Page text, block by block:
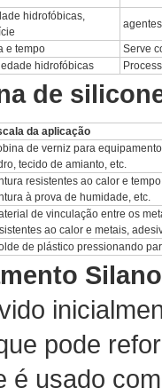
hidrofóbicas,
e tempo
Serve
hidrofóbicas
de
da aplicação
de verniz para
tecido de amianto, etc.
resistentes ao calor e
à prova de humidade, etc.
de vinculação entre os
ao calor e metais,
de plástico pressionando
Silano
pode
é usado